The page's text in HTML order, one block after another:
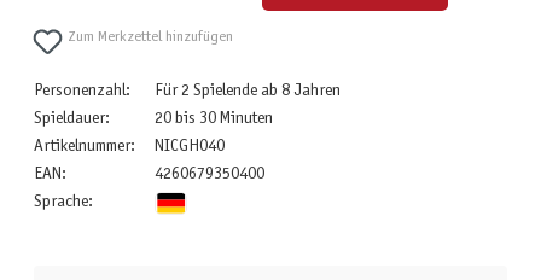
Zum Merkzettel hinzufügen
Personenzahl:
Für 2 Spielende ab 8 Jahren
Spieldauer:
20 bis 30 Minuten
Artikelnummer:
NICGH040
EAN:
4260679350400
Sprache: